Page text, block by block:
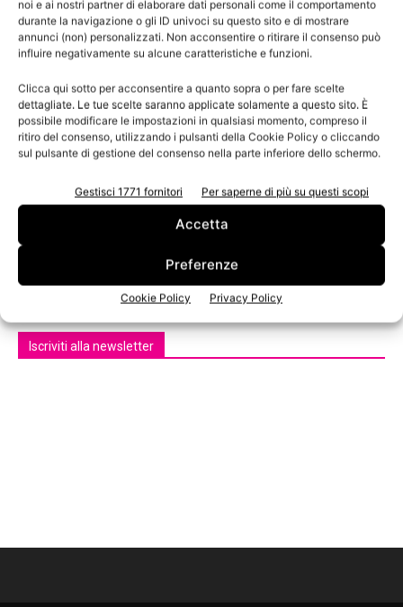
noi e ai nostri partner di elaborare dati personali come il comportamento
durante la navigazione o gli ID univoci su questo sito e di mostrare
annunci (non) personalizzati. Non acconsentire o ritirare il consenso può
influire negativamente su alcune caratteristiche e funzioni.
Clicca qui sotto per acconsentire a quanto sopra o per fare scelte
dettagliate. Le tue scelte saranno applicate solamente a questo sito. È
possibile modificare le impostazioni in qualsiasi momento, compreso il
ritiro del consenso, utilizzando i pulsanti della Cookie Policy o cliccando
sul pulsante di gestione del consenso nella parte inferiore dello schermo.
Gestisci 1771 fornitori Per saperne di più su questi scopi
Accetta
Preferenze
Cookie Policy Privacy Policy
n.2 - Aprile 2026
Edicola Web
Iscriviti alla newsletter